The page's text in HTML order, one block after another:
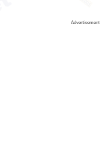
Advertisement